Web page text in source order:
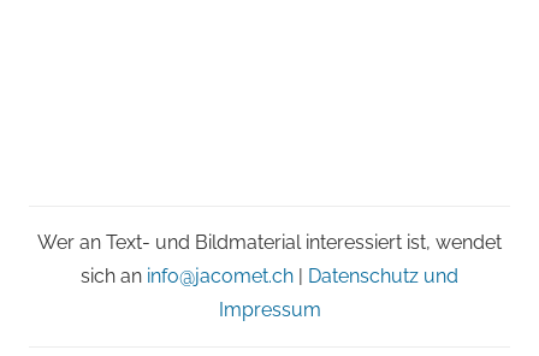
Wer an Text- und Bildmaterial interessiert ist, wendet
sich an info@jacomet.ch | Datenschutz und
Impressum